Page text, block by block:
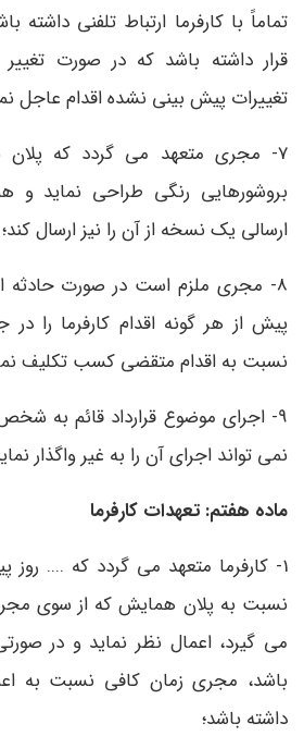
تماماً با کارفرما ارتباط تلفنی داشته
قرار داشته باشد که در صورت
تغییرات پیش بینی نشده اقدام عاجل
7- مجری متعهد می گردد که پلان
بروشورهایی رنگی طراحی نماید و
ارسالی یک نسخه از آن را نیز ارسال کند؛
8- مجری ملزم است در صورت حادثه
پیش از هر گونه اقدام کارفرما را در
نسبت به اقدام متقضی کسب تکلیف
9- اجرای موضوع قرارداد قائم به
نمی تواند اجرای آن را به غیر واگذار
ماده هفتم: تعهدات کارفرما
1- کارفرما متعهد می گردد که ....
نسبت به پلان همایش که از سوی مجری
می گیرد، اعمال نظر نماید و در
باشد، مجری زمان کافی نسبت به
داشته باشد؛